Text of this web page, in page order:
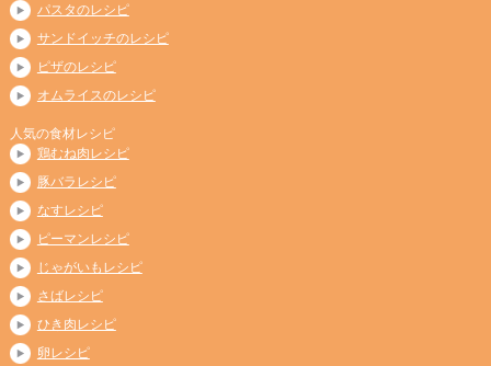
パスタのレシピ
サンドイッチのレシピ
ピザのレシピ
オムライスのレシピ
人気の食材レシピ
鶏むね肉レシピ
豚バラレシピ
なすレシピ
ピーマンレシピ
じゃがいもレシピ
さばレシピ
ひき肉レシピ
卵レシピ